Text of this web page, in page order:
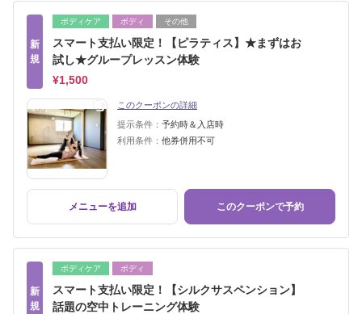
新
規
ボディケア ボディ その他
スマート支払い限定！【ピラティス】★まずはお
試し★グループレッスン体験
¥1,500
このクーポンの詳細
提示条件： 予約時＆入店時
利用条件： 他券併用不可
メニューを追加 このクーポンで予約
新
規
ボディケア ボディ
スマート支払い限定！【シルクサスペンション】
話題の空中トレーニング体験